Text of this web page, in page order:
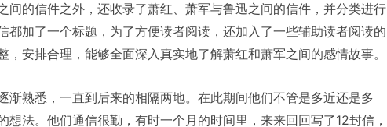
间的信件之外，还收录了萧红、萧军与鲁迅之间的信件，并分类进行
都加了一个标题，为了方便读者阅读，还加入了一些辅助读者阅读的
，安排合理，能够全面深入真实地了解萧红和萧军之间的感情故事。
渐熟悉，一直到后来的相隔两地。在此期间他们不管是多近还是多
想法。他们通信很勤，有时一个月的时间里，来来回回写了12封信，